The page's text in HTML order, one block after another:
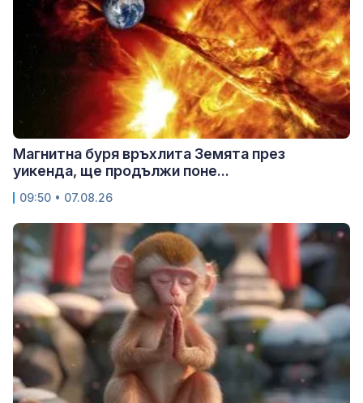
Магнитна буря връхлита Земята през
уикенда, ще продължи поне...
09:50 • 07.08.26